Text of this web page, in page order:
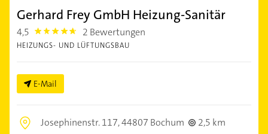
Gerhard Frey GmbH Heizung-Sanitär
4,5 4.5 2 Bewertungen
HEIZUNGS- UND LÜFTUNGSBAU
E-Mail
Josephinenstr. 117,44807 Bochum
2,5 km